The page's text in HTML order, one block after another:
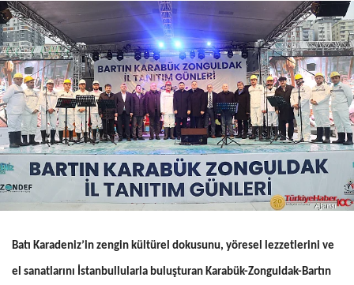
Batı Karadeniz’in zengin kültürel dokusunu, yöresel lezzetlerini ve
el sanatlarını İstanbullularla buluşturan Karabük-Zonguldak-Bartın